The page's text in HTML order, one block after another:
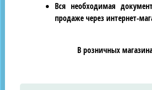
Вся необходимая
продаже через интернет-
В розничных